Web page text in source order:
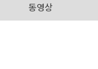
동영상